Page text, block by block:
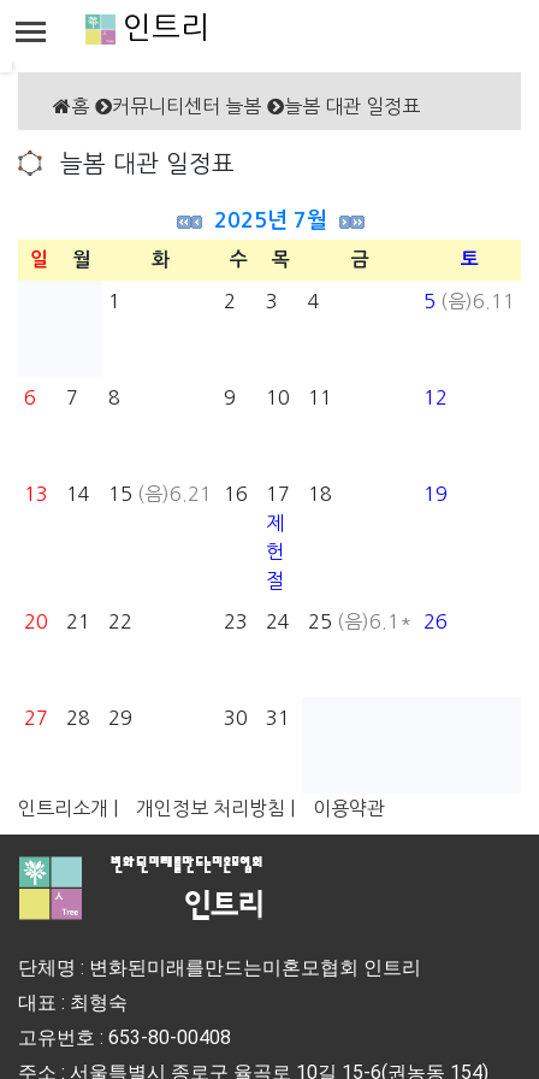
인트리
홈 커뮤니티센터 늘봄 늘봄 대관 일정표
늘봄 대관 일정표
2025년 7월
일 월 화 수 목 금 토
1 2 3 4 5 (음)6.11
6 7 8 9 10 11 12
13 14 15 (음)6.21 16
17
제
헌
절
18 19
20 21 22 23 24 25 (음)6.1* 26
27 28 29 30 31
인트리소개 | 개인정보 처리방침 | 이용약관
단체명 : 변화된미래를만드는미혼모협회 인트리
대표 : 최형숙
고유번호 : 653-80-00408
주소 : 서울특별시 종로구 율곡로 10길 15-6(권농동 154)